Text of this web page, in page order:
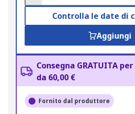
Controlla le date di
Aggiungi
Consegna GRATUITA
da 60,00 €
Fornito dal produttore